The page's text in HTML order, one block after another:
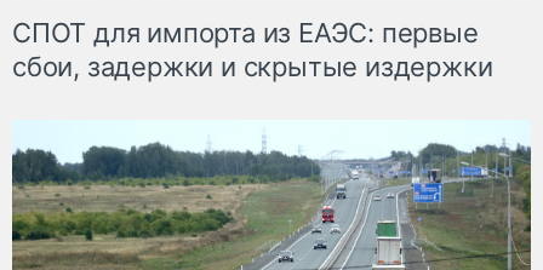
СПОТ для импорта из ЕАЭС: первые
сбои, задержки и скрытые издержки